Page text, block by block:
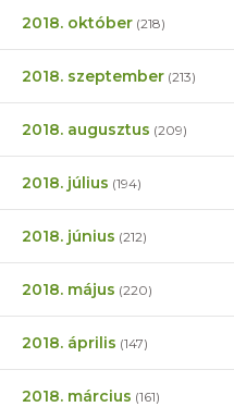
2018. október (218)
2018. szeptember (213)
2018. augusztus (209)
2018. július (194)
2018. június (212)
2018. május (220)
2018. április (147)
2018. március (161)